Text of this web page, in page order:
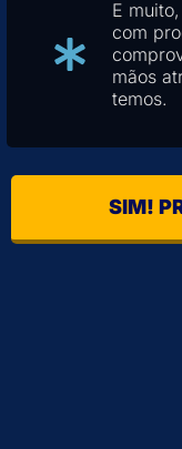
E
com
mãos
temos.
SIM!